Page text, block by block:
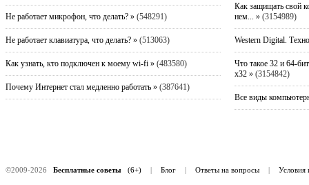
Не работает микрофон, что делать? »(548291)
Не работает клавиатура, что делать? »(513063)
Как узнать, кто подключен к моему wi-fi »(483580)
Почему Интернет стал медленно работать »(387641)
Как защищать свой
нем... »(3154989)
Western Digital.
Что такое 32 и 64-
x32 »(3154842)
Все виды
©2009-2026 Бесплатные советы(6+) | Блог | Ответы на вопросы | Условия